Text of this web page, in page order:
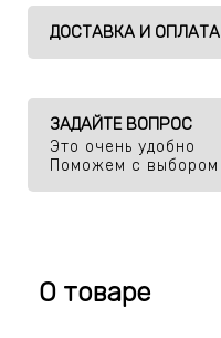
ДОСТАВКА И ОПЛАТА
ЗАДАЙТЕ ВОПРОС
Это очень удобно
Поможем с выбором
О товаре